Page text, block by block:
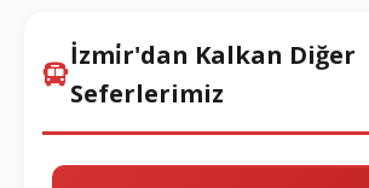
İzmi̇r'dan Kalkan Diğer
Seferlerimiz